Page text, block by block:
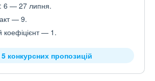
6 — 27 липня.
— 9.
коефіцієнт — 1.
конкурсних пропозицій